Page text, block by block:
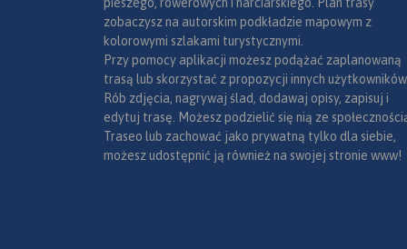
zobaczysz na autorskim podkładzie mapowym z
kolorowymi szlakami turystycznymi.
Przy pomocy aplikacji możesz podążać zaplanowaną
trasą lub skorzystać z propozycji innych użytkowników.
Rób zdjęcia, nagrywaj ślad, dodawaj opisy, zapisuj i
edytuj trasę. Możesz podzielić się nią ze
Traseo lub zachować jako prywatną tylko dla siebie,
możesz udostępnić ją również na swojej stronie www!